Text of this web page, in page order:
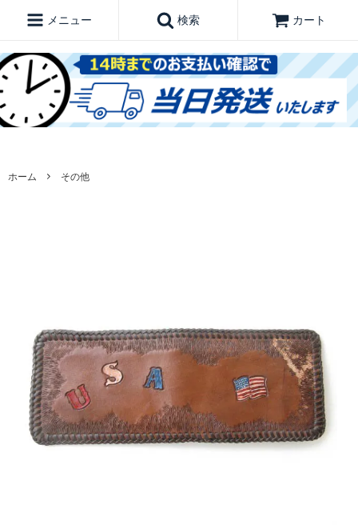
メニュー 検索 カート
ホーム その他